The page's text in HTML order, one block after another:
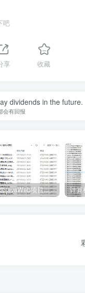
吧
享 收藏
dividends in the future.
会有回报
161套javaWeb项目源码免费分享